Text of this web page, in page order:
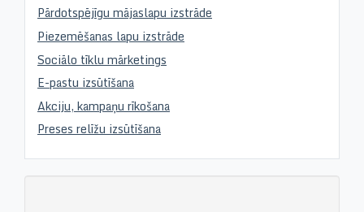
Pārdotspējīgu mājaslapu izstrāde
Piezemēšanas lapu izstrāde
Sociālo tīklu mārketings
E-pastu izsūtīšana
Akciju, kampaņu rīkošana
Preses relīžu izsūtīšana